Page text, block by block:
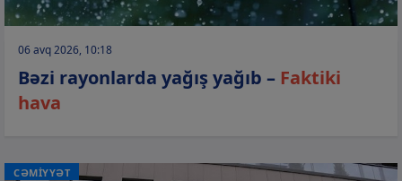
06 avq 2026, 10:18
Bəzi rayonlarda yağış yağıb – Faktiki
hava
CƏMİYYƏT